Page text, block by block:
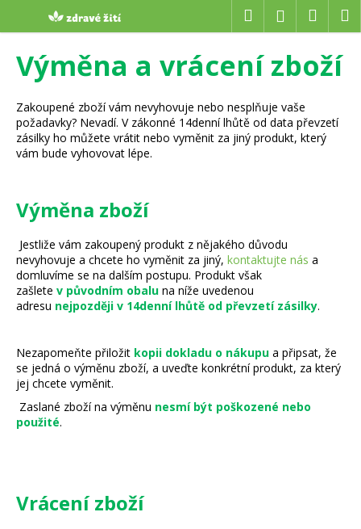
obsah
HledatPřihlášení
Výměna a vrácení zboží
Zakoupené zboží vám nevyhovuje nebo nesplňuje vaše
požadavky? Nevadí. V zákonné 14denní lhůtě od data převzetí
zásilky ho můžete vrátit nebo vyměnit za jiný produkt, který
vám bude vyhovovat lépe.
Výměna zboží
Jestliže vám zakoupený produkt z nějakého důvodu
nevyhovuje a chcete ho vyměnit za jiný, kontaktujte nás a
domluvíme se na dalším postupu. Produkt však
zašlete v původním obalu na níže uvedenou
adresu nejpozději v 14denní lhůtě od převzetí zásilky.
Nezapomeňte přiložit kopii dokladu o nákupu a připsat, že
se jedná o výměnu zboží, a uveďte konkrétní produkt, za který
jej chcete vyměnit.
Zaslané zboží na výměnu nesmí být poškozené nebo
použité.
Vrácení zboží
o
o
p
o
e
b
u
j
e
t
n
a
j
í